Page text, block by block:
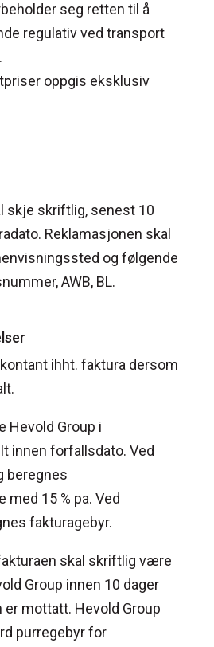
seg retten til å
regulativ ved transport
oppgis eksklusiv
skje skriftlig, senest 10
Reklamasjonen skal
og følgende
AWB, BL.
ihht. faktura dersom
Hevold Group i
innen forfallsdato. Ved
beregnes
15 % pa. Ved
fakturagebyr.
skal skriftlig være
Group innen 10 dager
mottatt. Hevold Group
purregebyr for